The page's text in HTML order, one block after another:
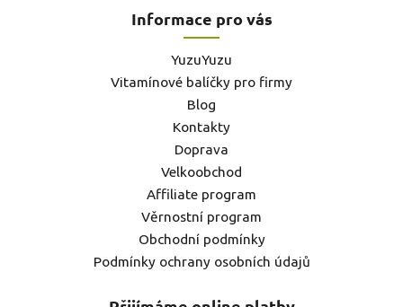
Informace pro vás
YuzuYuzu
Vitamínové balíčky pro firmy
Blog
Kontakty
Doprava
Velkoobchod
Affiliate program
Věrnostní program
Obchodní podmínky
Podmínky ochrany osobních údajů